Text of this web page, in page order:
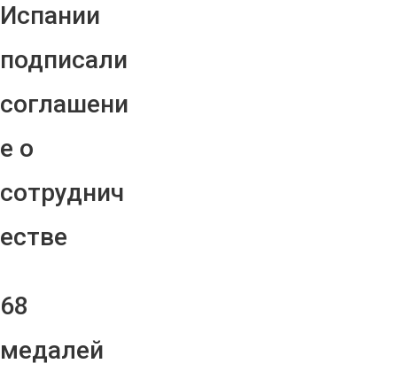
Испании
подписали
соглашени
е о
сотруднич
естве
68
медалей